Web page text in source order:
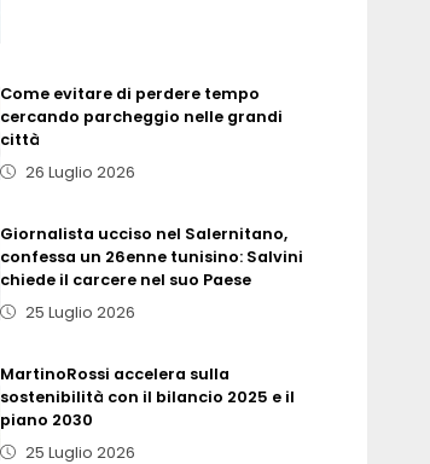
Come evitare di perdere tempo
cercando parcheggio nelle grandi
città
26 Luglio 2026
Giornalista ucciso nel Salernitano,
confessa un 26enne tunisino: Salvini
chiede il carcere nel suo Paese
25 Luglio 2026
MartinoRossi accelera sulla
sostenibilità con il bilancio 2025 e il
piano 2030
25 Luglio 2026